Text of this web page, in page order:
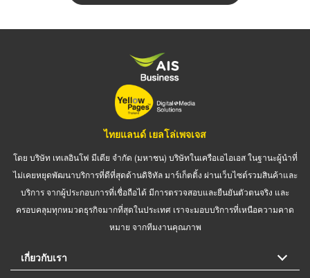
ไทยแลนด์ เยลโล่เพจเจส
โดย บริษัท เทเลอินโฟ มีเดีย จำกัด (มหาชน) บริษัทในเครือเอไอเอส ในฐานะผู้นำที่
ไม่เคยหยุดพัฒนาบริการที่ดีที่สุดด้านดิจิทัล มาร์เก็ตติ้ง ผ่านเว็บไซต์รวมสินค้าและ
บริการ จากผู้ประกอบการที่เชื่อถือได้ มีการตรวจสอบและยืนยันตัวตนจริง และ
ครอบคลุมทุกหมวดธุรกิจมากที่สุดในประเทศ เราจะมอบบริการที่เหนือความคาด
หมาย จากทีมงานคุณภาพ
เกี่ยวกับเรา